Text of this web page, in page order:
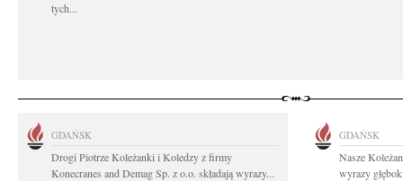
tych...
GDAŃSK
Drogi Piotrze Koleżanki i Koledzy z firmy
Konecranes and Demag Sp. z o.o. składają wyrazy...
GDAŃSK
Nasze
wyrazy